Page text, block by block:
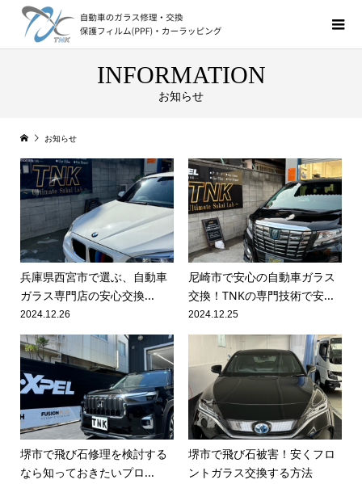
INFORMATION
お知らせ
お知らせ
兵庫県西宮市で選ぶ、自動車
ガラス専門店の安心交換...
2024.12.26
尼崎市で安心の自動車ガラス
交換！TNKの専門技術で安...
2024.12.25
堺市で飛び石修理を検討する
なら知っておきたいプロ...
堺市で飛び石被害！安くフロ
ントガラス交換する方法